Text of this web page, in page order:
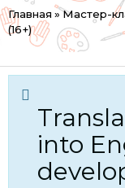
You
are
here
Главная »Мастер-
(16+)
into